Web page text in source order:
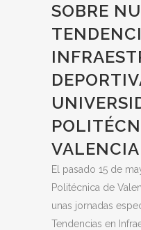
SOBRE
VALENCIA
El pasado 15 de
Politécnica de
unas jornadas
Tendencias en